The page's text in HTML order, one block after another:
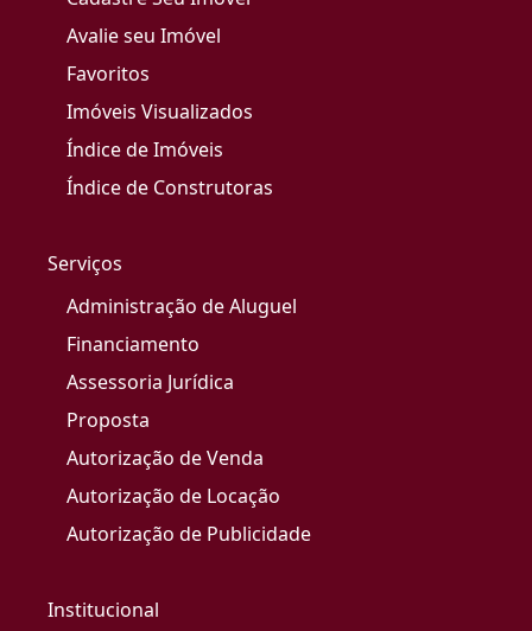
Avalie seu Imóvel
Favoritos
Imóveis Visualizados
Índice de Imóveis
Índice de Construtoras
Serviços
Administração de Aluguel
Financiamento
Assessoria Jurídica
Proposta
Autorização de Venda
Autorização de Locação
Autorização de Publicidade
Institucional